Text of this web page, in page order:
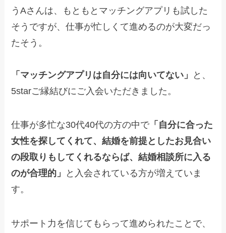
うAさんは、もともとマッチングアプリも試した
そうですが、仕事が忙しくて進めるのが大変だっ
たそう。
「マッチングアプリは自分には向いてない」
と、
5starご縁結びにご入会いただきました。
仕事が多忙な30代40代の方の中で「自分に合った
女性を探してくれて、結婚を前提としたお見合い
の段取りもしてくれるならば、結婚相談所に入る
のが合理的」
と入会されている方が増えていま
す。
サポート力を信じてもらって進められたことで、